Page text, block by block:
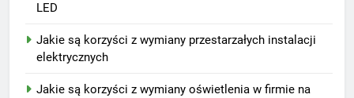
LED
Jakie są korzyści z wymiany przestarzałych instalacji
elektrycznych
Jakie są korzyści z wymiany oświetlenia w firmie na